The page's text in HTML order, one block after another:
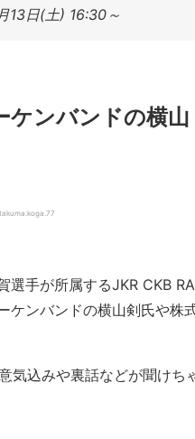
13日(土) 16:30～
ケンバンドの横山
選手が所属するJKR CKB
ケンバンドの横山剣氏や
気込みや裏話などが聞け